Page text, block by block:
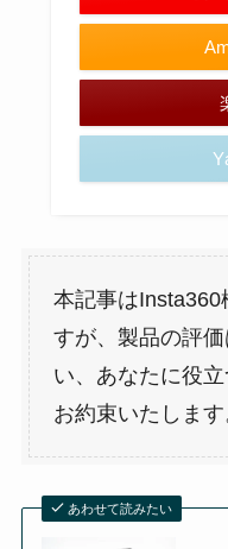
本記事はInsta360
すが、製品の評
い、あなたに役
お約束いたします
あわせて読みたい